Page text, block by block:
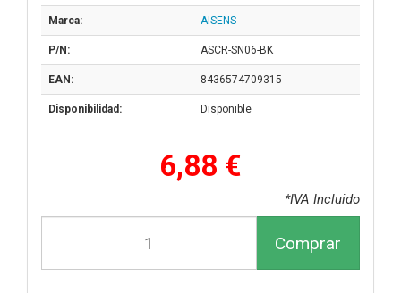
Marca: AISENS
P/N: ASCR-SN06-BK
EAN: 8436574709315
Disponibilidad: Disponible
6,88 €
*IVA Incluido
Comprar